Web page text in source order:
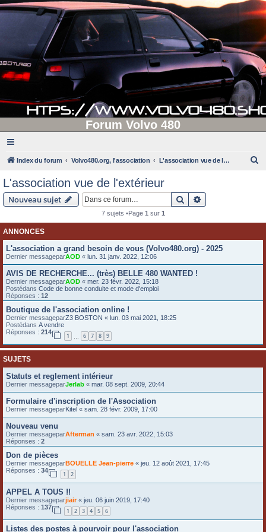
Forum Volvo 480
Index du forum Volvo480.org, l'association L'association vue de l'extérieur
L'association vue de l'extérieur
Nouveau sujet Rechercher
7 sujets •Page 1 sur 1
ANNONCES
L'association a grand besoin de vous (Volvo480.org) - 2025
Dernier messageparAOD « lun. 31 janv. 2022, 12:06
AVIS DE RECHERCHE... (très) BELLE 480 WANTED !
Dernier messageparAOD « mer. 23 févr. 2022, 15:18
Postédans Code de bonne conduite et mode d'emploi
Réponses : 12
Boutique de l'association online !
Dernier messageparZ3 BOSTON « lun. 03 mai 2021, 18:25
Postédans A vendre
Réponses : 214
1 … 6 7 8 9
SUJETS
Statuts et reglement intérieur
Dernier messageparJerlab « mar. 08 sept. 2009, 20:44
Formulaire d'inscription de l'Association
Dernier messageparKitel « sam. 28 févr. 2009, 17:00
Nouveau venu
Dernier messageparAfterman « sam. 23 avr. 2022, 15:03
Réponses : 2
Don de pièces
Dernier messageparBOUELLE Jean-pierre « jeu. 12 août 2021, 17:45
Réponses : 34
1 2
APPEL A TOUS !!
Dernier messageparjiair« jeu. 06 juin 2019, 17:40
Réponses : 137
1 2 3 4 5 6
Listes des postes à pourvoir pour l'association